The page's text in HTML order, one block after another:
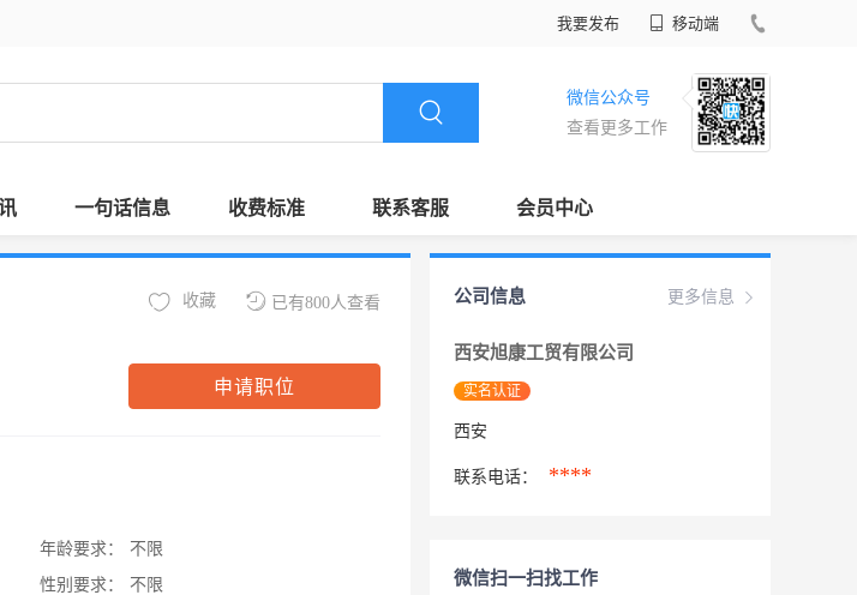
我要发布 移动端
微信公众号
查看更多工作
一句话信息 收费标准 联系客服 会员中心
已有800人查看
收藏
申请职位
年龄要求：
不限
性别要求：
不限
更多信息
公司信息
西安旭康工贸有限公司
实名认证
西安
联系电话： ****
微信扫一扫找工作